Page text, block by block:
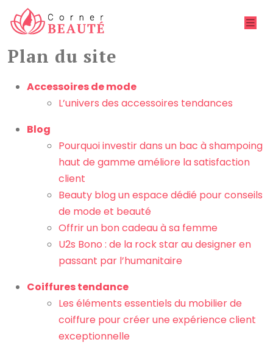
Plan du site
Accessoires de mode
L’univers des accessoires tendances
Blog
Pourquoi investir dans un bac à shampoing
haut de gamme améliore la satisfaction
client
Beauty blog un espace dédié pour conseils
de mode et beauté
Offrir un bon cadeau à sa femme
U2s Bono : de la rock star au designer en
passant par l’humanitaire
Coiffures tendance
Les éléments essentiels du mobilier de
coiffure pour créer une expérience client
exceptionnelle